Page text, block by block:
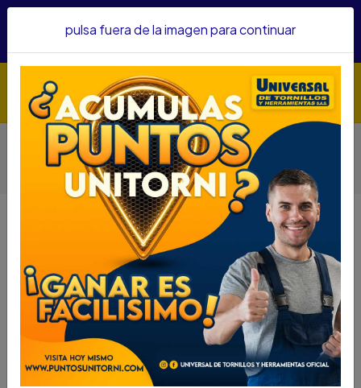
confianza&nbsp;Recibe un KIT PARRILLERO por compras
Medición Instrumentos De Medición Láser Y Digitales
NIVEL LASER BOSCH (LUZ ROJA) GLL 3-80 0601.063.S00-
000
NIVEL LASER BOSCH (LUZ ROJA)
GLL 3-80 0601.063.S00-000
DESCRIPCIÓN
NIVEL LASER BOSCH (LUZ ROJA) GLL 3-80
0601.063.S00-000
SKU...67930091
DESCRIPCIÓN....
pulsa fuera de la imagen para continuar